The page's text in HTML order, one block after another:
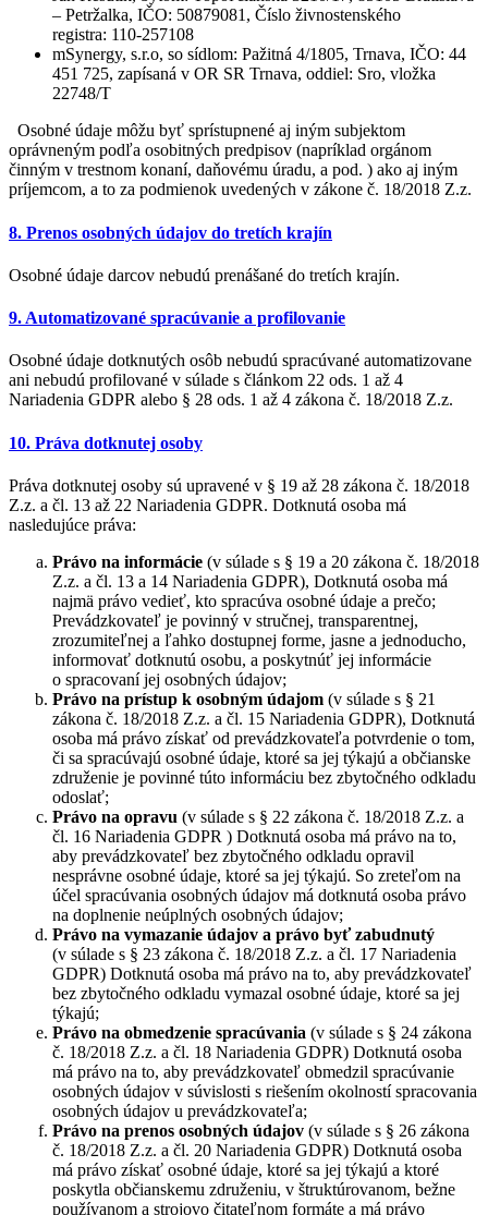
– Petržalka, IČO: 50879081, Číslo živnostenského
registra: 110-257108
mSynergy, s.r.o, so sídlom: Pažitná 4/1805, Trnava, IČO: 44
451 725, zapísaná v OR SR Trnava, oddiel: Sro, vložka
22748/T
Osobné údaje môžu byť sprístupnené aj iným subjektom
oprávneným podľa osobitných predpisov (napríklad orgánom
činným v trestnom konaní, daňovému úradu, a pod. ) ako aj iným
príjemcom, a to za podmienok uvedených v zákone č. 18/2018 Z.z.
8. Prenos osobných údajov do tretích krajín
Osobné údaje darcov nebudú prenášané do tretích krajín.
9. Automatizované spracúvanie a profilovanie
Osobné údaje dotknutých osôb nebudú spracúvané automatizovane
ani nebudú profilované v súlade s článkom 22 ods. 1 až 4
Nariadenia GDPR alebo § 28 ods. 1 až 4 zákona č. 18/2018 Z.z.
10. Práva dotknutej osoby
Práva dotknutej osoby sú upravené v § 19 až 28 zákona č. 18/2018
Z.z. a čl. 13 až 22 Nariadenia GDPR. Dotknutá osoba má
nasledujúce práva:
Právo na informácie (v súlade s § 19 a 20 zákona č. 18/2018
Z.z. a čl. 13 a 14 Nariadenia GDPR), Dotknutá osoba má
najmä právo vedieť, kto spracúva osobné údaje a prečo;
Prevádzkovateľ je povinný v stručnej, transparentnej,
zrozumiteľnej a ľahko dostupnej forme, jasne a jednoducho,
informovať dotknutú osobu, a poskytnúť jej informácie
o spracovaní jej osobných údajov;
Právo na prístup k osobným údajom (v súlade s § 21
zákona č. 18/2018 Z.z. a čl. 15 Nariadenia GDPR), Dotknutá
osoba má právo získať od prevádzkovateľa potvrdenie o tom,
či sa spracúvajú osobné údaje, ktoré sa jej týkajú a občianske
združenie je povinné túto informáciu bez zbytočného odkladu
odoslať;
Právo na opravu (v súlade s § 22 zákona č. 18/2018 Z.z. a
čl. 16 Nariadenia GDPR ) Dotknutá osoba má právo na to,
aby prevádzkovateľ bez zbytočného odkladu opravil
nesprávne osobné údaje, ktoré sa jej týkajú. So zreteľom na
účel spracúvania osobných údajov má dotknutá osoba právo
na doplnenie neúplných osobných údajov;
Právo na vymazanie údajov a právo byť zabudnutý
(v súlade s § 23 zákona č. 18/2018 Z.z. a čl. 17 Nariadenia
GDPR) Dotknutá osoba má právo na to, aby prevádzkovateľ
bez zbytočného odkladu vymazal osobné údaje, ktoré sa jej
týkajú;
Právo na obmedzenie spracúvania (v súlade s § 24 zákona
č. 18/2018 Z.z. a čl. 18 Nariadenia GDPR) Dotknutá osoba
má právo na to, aby prevádzkovateľ obmedzil spracúvanie
osobných údajov v súvislosti s riešením okolností spracovania
osobných údajov u prevádzkovateľa;
Právo na prenos osobných údajov (v súlade s § 26 zákona
č. 18/2018 Z.z. a čl. 20 Nariadenia GDPR) Dotknutá osoba
má právo získať osobné údaje, ktoré sa jej týkajú a ktoré
poskytla občianskemu združeniu, v štruktúrovanom, bežne
používanom a strojovo čitateľnom formáte a má právo